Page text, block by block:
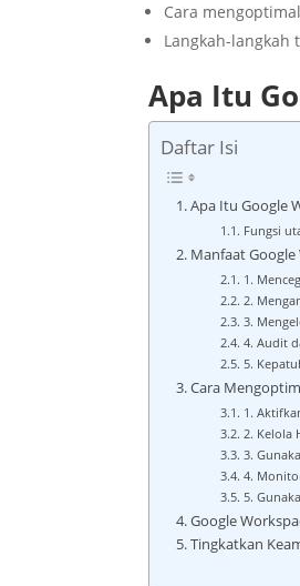
Cara
Langkah-
Apa Itu
Daftar Isi
Apa Itu Google
Fungsi
Manfaat
1.
2.
3.
4. Audit
5.
Cara
1.
2. Kelola
3.
4.
5.
Google
Tingkatkan